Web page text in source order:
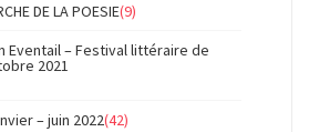
DE LA POESIE(9)
Eventail – Festival littéraire de
2021
– juin 2022(42)